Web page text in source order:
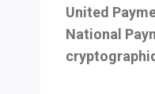
United
National